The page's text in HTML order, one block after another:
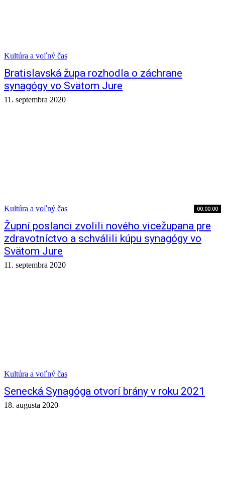
Kultúra a voľný čas
Bratislavská župa rozhodla o záchrane
synagógy vo Svätom Jure
11. septembra 2020
Kultúra a voľný čas 00:00:00
Župní poslanci zvolili nového vicežupana pre
zdravotníctvo a schválili kúpu synagógy vo
Svätom Jure
11. septembra 2020
Kultúra a voľný čas
Senecká Synagóga otvorí brány v roku 2021
18. augusta 2020